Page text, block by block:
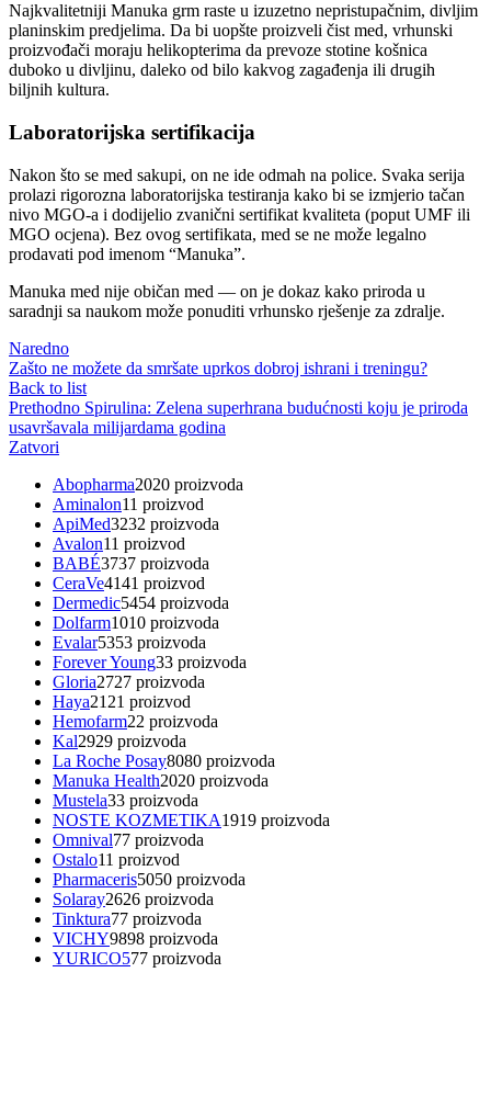
Najkvalitetniji Manuka grm raste u izuzetno nepristupačnim, divljim
planinskim predjelima. Da bi uopšte proizveli čist med, vrhunski
proizvođači moraju helikopterima da prevoze stotine košnica
duboko u divljinu, daleko od bilo kakvog zagađenja ili drugih
biljnih kultura.
Laboratorijska sertifikacija
Nakon što se med sakupi, on ne ide odmah na police. Svaka serija
prolazi rigorozna laboratorijska testiranja kako bi se izmjerio tačan
nivo MGO-a i dodijelio zvanični sertifikat kvaliteta (poput UMF ili
MGO ocjena). Bez ovog sertifikata, med se ne može legalno
prodavati pod imenom “Manuka”.
Manuka med nije običan med — on je dokaz kako priroda u
saradnji sa naukom može ponuditi vrhunsko rješenje za zdralje.
Naredno
Zašto ne možete da smršate uprkos dobroj ishrani i treningu?
Back to list
Prethodno Spirulina: Zelena superhrana budućnosti koju je priroda
usavršavala milijardama godina
Zatvori
Abopharma2020 proizvoda
Aminalon11 proizvod
ApiMed3232 proizvoda
Avalon11 proizvod
BABÉ3737 proizvoda
CeraVe4141 proizvod
Dermedic5454 proizvoda
Dolfarm1010 proizvoda
Evalar5353 proizvoda
Forever Young33 proizvoda
Gloria2727 proizvoda
Haya21 21 proizvod
Hemofarm22 proizvoda
Kal2929 proizvoda
La Roche Posay8080 proizvoda
Manuka Health2020 proizvoda
Mustela33 proizvoda
NOSTE KOZMETIKA1919 proizvoda
Omnival77 proizvoda
Ostalo11 proizvod
Pharmaceris5050 proizvoda
Solaray2626 proizvoda
Tinktura77 proizvoda
VICHY9898 proizvoda
YURICO577 proizvoda